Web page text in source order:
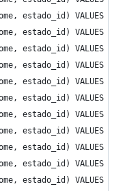
estado_id) VALUES
estado_id) VALUES
estado_id) VALUES
estado_id) VALUES
estado_id) VALUES
estado_id)
estado_id) VALUES
estado_id) VALUES
estado_id) VALUES
estado_id) VALUES
estado_id) VALUES